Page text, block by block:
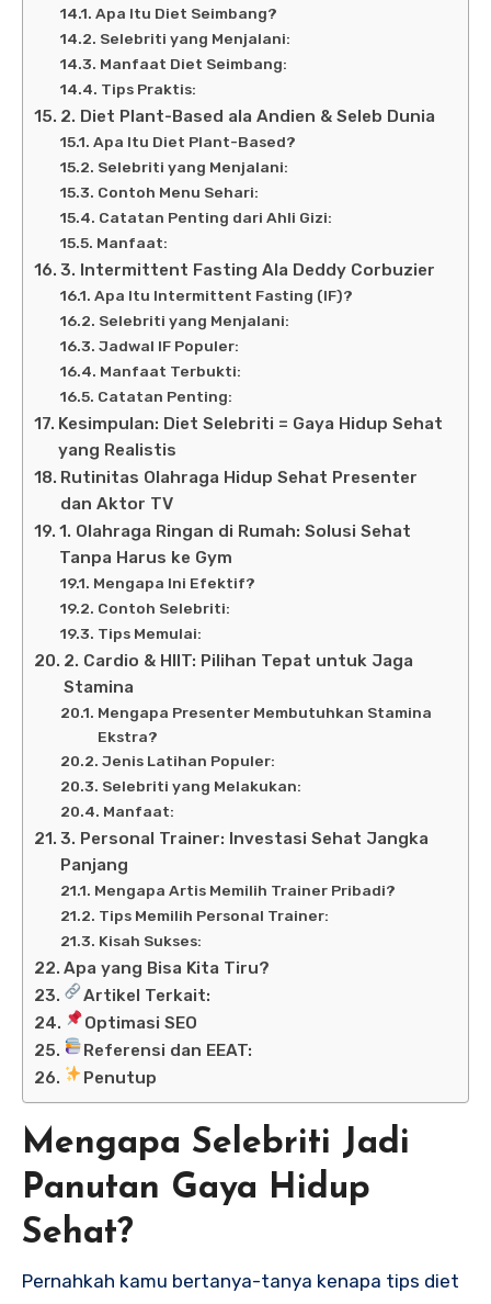
Apa Itu Diet Seimbang?
Selebriti yang Menjalani:
Manfaat Diet Seimbang:
Tips Praktis:
2. Diet Plant-Based ala Andien & Seleb Dunia
Apa Itu Diet Plant-Based?
Selebriti yang Menjalani:
Contoh Menu Sehari:
Catatan Penting dari Ahli Gizi:
Manfaat:
3. Intermittent Fasting Ala Deddy Corbuzier
Apa Itu Intermittent Fasting (IF)?
Selebriti yang Menjalani:
Jadwal IF Populer:
Manfaat Terbukti:
Catatan Penting:
Kesimpulan: Diet Selebriti = Gaya Hidup Sehat
yang Realistis
Rutinitas Olahraga Hidup Sehat Presenter
dan Aktor TV
1. Olahraga Ringan di Rumah: Solusi Sehat
Tanpa Harus ke Gym
Mengapa Ini Efektif?
Contoh Selebriti:
Tips Memulai:
2. Cardio & HIIT: Pilihan Tepat untuk Jaga
Stamina
Mengapa Presenter Membutuhkan Stamina
Ekstra?
Jenis Latihan Populer:
Selebriti yang Melakukan:
Manfaat:
3. Personal Trainer: Investasi Sehat Jangka
Panjang
Mengapa Artis Memilih Trainer Pribadi?
Tips Memilih Personal Trainer:
Kisah Sukses:
Apa yang Bisa Kita Tiru?
Artikel Terkait:
Optimasi SEO
Referensi dan EEAT:
Penutup
Mengapa Selebriti Jadi
Panutan Gaya Hidup
Sehat?
Pernahkah kamu bertanya-tanya kenapa tips diet